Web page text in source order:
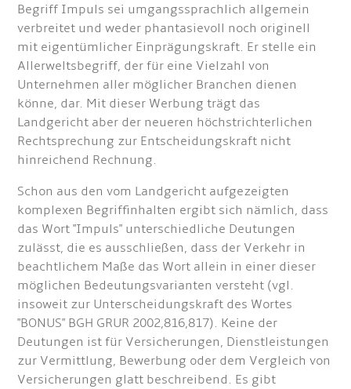
Begriff Impuls sei umgangssprachlich allgemein
verbreitet und weder phantasievoll noch originell
mit eigentümlicher Einprägungskraft. Er stelle ein
Allerweltsbegriff, der für eine Vielzahl von
Unternehmen aller möglicher Branchen dienen
könne, dar. Mit dieser Werbung trägt das
Landgericht aber der neueren höchstrichterlichen
Rechtsprechung zur Entscheidungskraft nicht
hinreichend Rechnung.
Schon aus den vom Landgericht aufgezeigten
komplexen Begriffinhalten ergibt sich nämlich, dass
das Wort "Impuls" unterschiedliche Deutungen
zulässt, die es ausschließen, dass der Verkehr in
beachtlichem Maße das Wort allein in einer dieser
möglichen Bedeutungsvarianten versteht (vgl.
insoweit zur Unterscheidungskraft des Wortes
"BONUS" BGH GRUR 2002,816,817). Keine der
Deutungen ist für Versicherungen, Dienstleistungen
zur Vermittlung, Bewerbung oder dem Vergleich von
Versicherungen glatt beschreibend. Es gibt